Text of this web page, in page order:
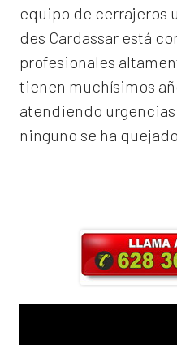
equipo de cerrajeros
des Cardassar está
profesionales
tienen muchísimos
atendiendo
ninguno se ha